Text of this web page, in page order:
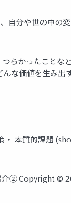
自分や世の中の
らかったことな
な価値を生み出
本質的課題
介② Copyright ©